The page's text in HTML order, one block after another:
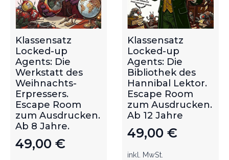
Klassensatz
Locked-up
Agents: Die
Werkstatt des
Weihnachts-
Erpressers.
Escape Room
zum Ausdrucken.
Ab 8 Jahre.
49,00 €
Klassensatz
Locked-up
Agents: Die
Bibliothek des
Hannibal Lektor.
Escape Room
zum Ausdrucken.
Ab 12 Jahre
49,00 €
inkl. MwSt.